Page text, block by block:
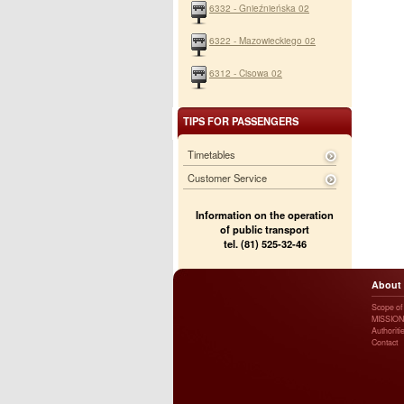
6332 - Gnieźnieńska 02
6322 - Mazowieckiego 02
6312 - Cisowa 02
TIPS FOR PASSENGERS
Timetables
Customer Service
Information on the operation
of public transport
tel. (81) 525-32-46
About
Scope of
MISSION
Contact